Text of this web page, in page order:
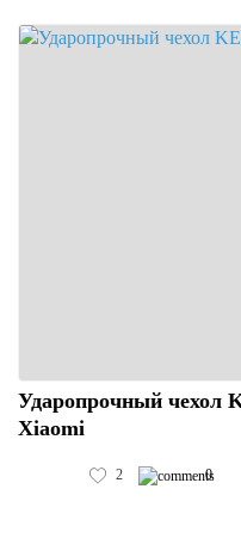
Ударопрочный чехол
Xiaomi
2 0